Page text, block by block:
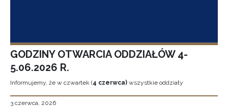
GODZINY OTWARCIA ODDZIAŁÓW 4-
5.06.2026 R.
Informujemy, że w czwartek (4 czerwca) wszystkie oddziały
3 czerwca, 2026